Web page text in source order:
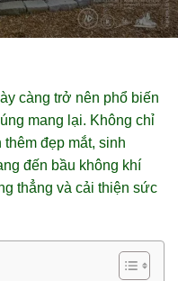
càng trở nên phổ biến
mang lại. Không chỉ
đẹp mắt, sinh
đến bầu không khí
thẳng và cải thiện sức